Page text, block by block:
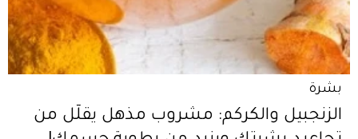
بشرة
الزنجبيل والكركم: مشروب مذهل يقلّل من